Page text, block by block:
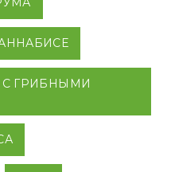
С ГРИБНЫМИ